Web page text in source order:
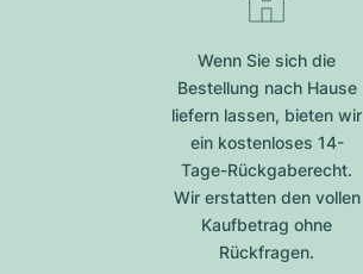
Wenn Sie sich die
Bestellung nach Hause
liefern lassen, bieten wir
ein kostenloses 14-
Tage-Rückgaberecht.
Wir erstatten den vollen
Kaufbetrag ohne
Rückfragen.